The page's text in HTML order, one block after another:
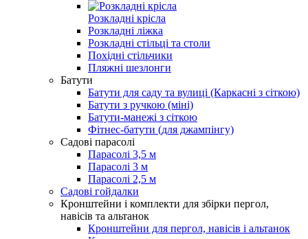
Розкладні крісла
Розкладні ліжка
Розкладні стільці та столи
Похідні стільчики
Пляжні шезлонги
Батути
Батути для саду та вулиці (Каркасні з сіткою)
Батути з ручкою (міні)
Батути-манежі з сіткою
Фітнес-батути (для джампінгу)
Садові парасолі
Парасолі 3,5 м
Парасолі 3 м
Парасолі 2,5 м
Садові гойдалки
Кронштейни і комплекти для збірки пергол,
навісів та альтанок
Кронштейни для пергол, навісів і альтанок